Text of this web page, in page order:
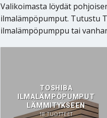
Valikoimasta löydät
ilmalämpöpumput. Tutustu
ilmalämpöpumppu tai
TOSHIBA
ILMALÄMPÖPUMPUT
LÄMMITYKSEEN
18 TUOTTEET